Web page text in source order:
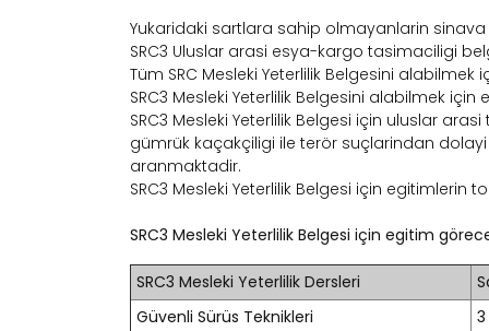
Yukaridaki sartlara sahip olmayanlarin
SRC3 Uluslar arasi esya-kargo tasimaciligi
Tüm SRC Mesleki Yeterlilik Belgesini
SRC3 Mesleki Yeterlilik Belgesini alabilmek
SRC3 Mesleki Yeterlilik Belgesi için uluslar
gümrük kaçakçiligi ile terör suçlarindan
aranmaktadir.
SRC3 Mesleki Yeterlilik Belgesi için egitimlerin
SRC3 Mesleki Yeterlilik Belgesi için egitim
SRC3 Mesleki Yeterlilik Dersleri
Güvenli Sürüs Teknikleri
3